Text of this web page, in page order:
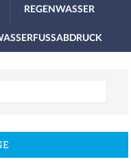
REGENWASSER